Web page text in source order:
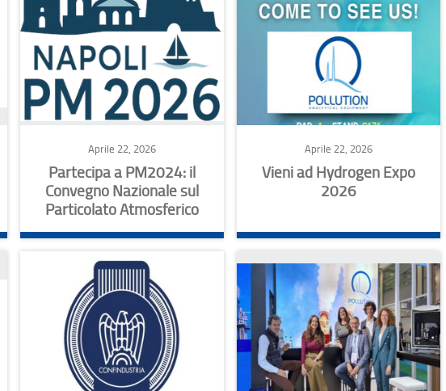
Aprile 22, 2026
Partecipa a PM2024: il
Convegno Nazionale sul
Particolato Atmosferico
Aprile 22, 2026
Vieni ad Hydrogen Expo
2026